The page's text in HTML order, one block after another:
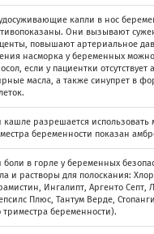
капли в нос
Они вызывают
повышают артериальное
насморка у беременных
если у пациентки отсутствует
масла, а также синупрет в
кашле разрешается использовать
беременности показан
боли в горле у беременных
и растворы для полоскания:
Ингалипт, Аргенто Септ,
Плюс, Тантум Верде,
триместра беременности).